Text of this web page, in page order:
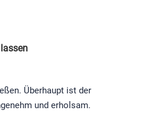
Überhaupt ist der
und erholsam.